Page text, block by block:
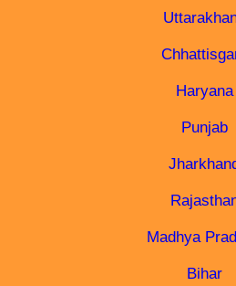
Haryana
Punjab
Madhya
Bihar